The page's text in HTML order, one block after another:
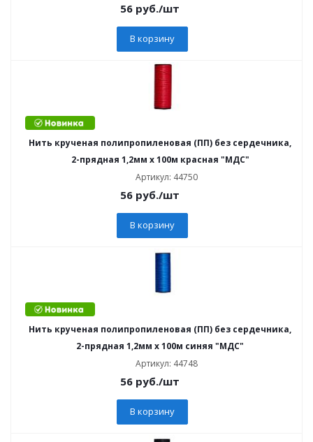
56руб./шт
В корзину
Нить крученая полипропиленовая (ПП) без сердечника,
2-прядная 1,2мм х 100м красная "МДС"
Артикул: 44750
56руб./шт
В корзину
Нить крученая полипропиленовая (ПП) без сердечника,
2-прядная 1,2мм х 100м синяя "МДС"
Артикул: 44748
56руб./шт
В корзину